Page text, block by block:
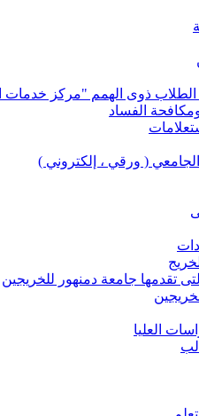
ذوى الهمم "مركز خدمات
الفساد
الجامعي ( ورقي ، إلكتروني )
التى تقدمها جامعة دمنهور للخريجين
العليا